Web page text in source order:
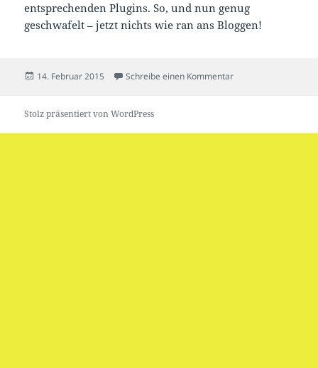
entsprechenden Plugins. So, und nun genug
geschwafelt – jetzt nichts wie ran ans Bloggen!
Veröffentlicht
14. Februar 2015 Schreibe einen Kommentarzu Hallo Welt!
Stolz präsentiert von WordPress